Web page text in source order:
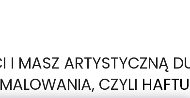
I MASZ ARTYSTYCZNĄ
CZYLI HAFTU